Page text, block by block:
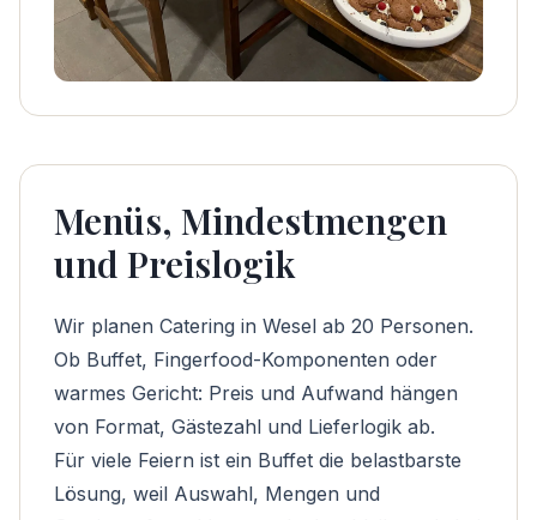
Menüs, Mindestmengen
und Preislogik
Wir planen Catering in Wesel ab 20 Personen.
Ob Buffet, Fingerfood-Komponenten oder
warmes Gericht: Preis und Aufwand hängen
von Format, Gästezahl und Lieferlogik ab.
Für viele Feiern ist ein Buffet die belastbarste
Lösung, weil Auswahl, Mengen und